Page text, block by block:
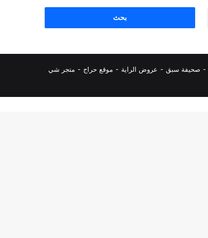
- صحيفة سبق - عروض الراية - موقع حراج - متجر شي